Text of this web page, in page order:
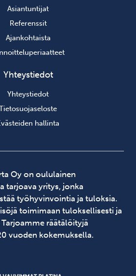
Asiantuntijat
Referenssit
Ajankohtaista
Yhteystiedot
Yhteystiedot
hallinta
Oy on oululainen
tarjoava yritys, jonka
työhyvinvointia ja tuloksia.
toimimaan tuloksellisesti ja
räätälöityjä
vuoden kokemuksella.